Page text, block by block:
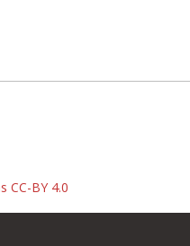
CC-BY 4.0